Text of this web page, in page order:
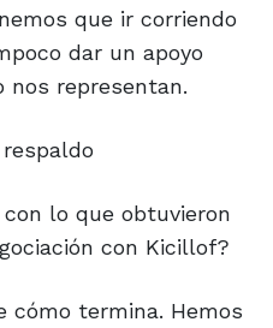
que ir corriendo
dar un apoyo
nos representan.
lo que obtuvieron
con Kicillof?
cómo termina. Hemos